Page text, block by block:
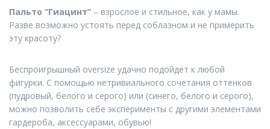
Пальто “Гиацинт” – взрослое и стильное, как у мамы.
Разве возможно устоять перед соблазном и не примерить
эту красоту?
Беспроигрышный oversize удачно подойдет к любой
фигурки. С помощью нетривиального сочетания оттенков
(пудровый, белого и серого) или (синего, белого и серого),
можно позволить себе эксперименты с другими элементами
гардероба, аксессуарами, обувью!